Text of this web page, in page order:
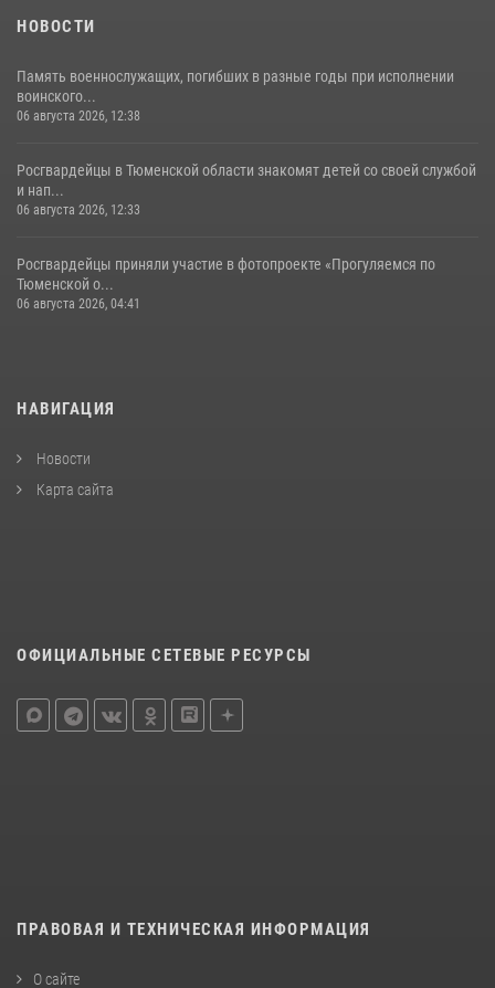
НОВОСТИ
Память военнослужащих, погибших в разные годы при исполнении
воинского...
06 августа 2026, 12:38
Росгвардейцы в Тюменской области знакомят детей со своей службой
и нап...
06 августа 2026, 12:33
Росгвардейцы приняли участие в фотопроекте «Прогуляемся по
Тюменской о...
06 августа 2026, 04:41
НАВИГАЦИЯ
Новости
Карта сайта
ОФИЦИАЛЬНЫЕ СЕТЕВЫЕ РЕСУРСЫ
ПРАВОВАЯ И ТЕХНИЧЕСКАЯ ИНФОРМАЦИЯ
О сайте